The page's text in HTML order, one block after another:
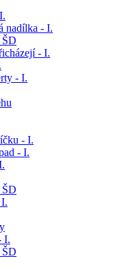
nadílka - I.
ŠD
- I.
- I.
- I.
- I.
ŠD
I.
ŠD